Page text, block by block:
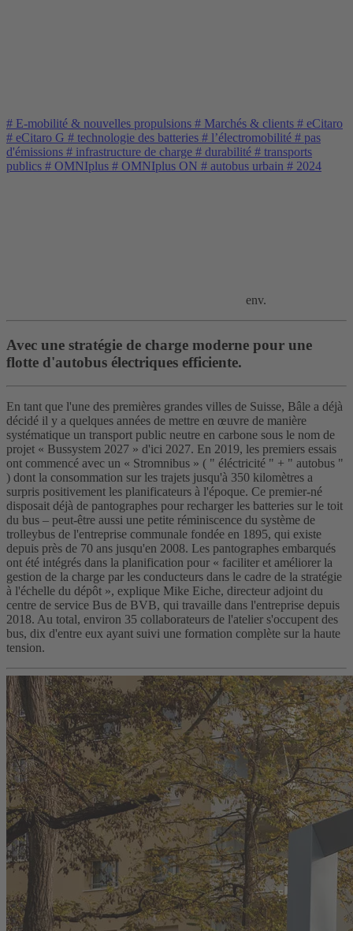
# E-mobilité & nouvelles propulsions # Marchés & clients # eCitaro
# eCitaro G # technologie des batteries # l’électromobilité # pas
d'émissions # infrastructure de charge # durabilité # transports
publics # OMNIplus # OMNIplus ON # autobus urbain # 2024
env.
Avec une stratégie de charge moderne pour une
flotte d'autobus électriques efficiente.
En tant que l'une des premières grandes villes de Suisse, Bâle a déjà
décidé il y a quelques années de mettre en œuvre de manière
systématique un transport public neutre en carbone sous le nom de
projet « Bussystem 2027 » d'ici 2027. En 2019, les premiers essais
ont commencé avec un « Stromnibus » ( " éléctricité " + " autobus "
) dont la consommation sur les trajets jusqu'à 350 kilomètres a
surpris positivement les planificateurs à l'époque. Ce premier-né
disposait déjà de pantographes pour recharger les batteries sur le toit
du bus – peut-être aussi une petite réminiscence du système de
trolleybus de l'entreprise communale fondée en 1895, qui existe
depuis près de 70 ans jusqu'en 2008. Les pantographes embarqués
ont été intégrés dans la planification pour « faciliter et améliorer la
gestion de la charge par les conducteurs dans le cadre de la stratégie
à l'échelle du dépôt », explique Mike Eiche, directeur adjoint du
centre de service Bus de BVB, qui travaille dans l'entreprise depuis
2018. Au total, environ 35 collaborateurs de l'atelier s'occupent des
bus, dix d'entre eux ayant suivi une formation complète sur la haute
tension.